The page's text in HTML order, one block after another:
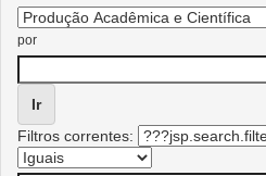
por
Filtros correntes: